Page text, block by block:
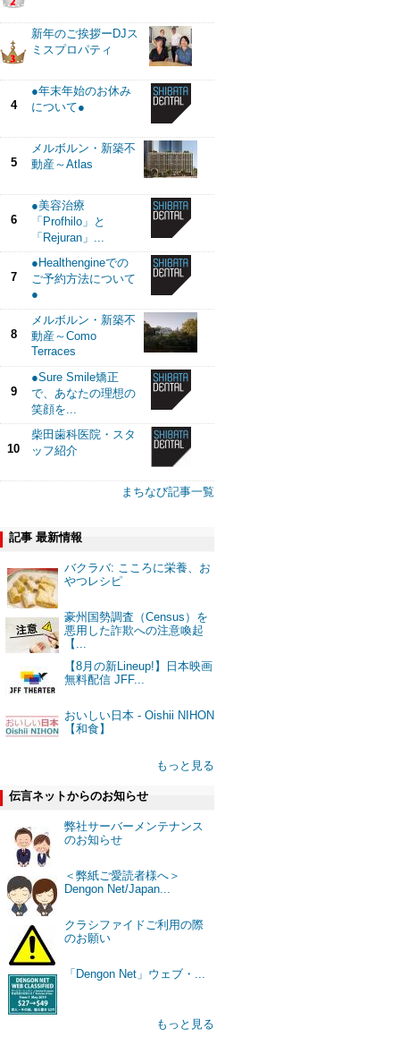
新年のご挨拶ーDJス
ミスプロパティ
4
●年末年始のお休み
について●
5
メルボルン・新築不
動産～Atlas
6
●美容治療
「Profhilo」と
「Rejuran」...
7
●Healthengineでの
ご予約方法について
●
8
メルボルン・新築不
動産～Como
Terraces
9
●Sure Smile矯正
で、あなたの理想の
笑顔を...
10
柴田歯科医院・スタ
ッフ紹介
まちなび記事一覧
記事 最新情報
バクラバ: こころに栄養、お
やつレシピ
豪州国勢調査（Census）を
悪用した詐欺への注意喚起
【...
【8月の新Lineup!】日本映画
無料配信 JFF...
おいしい日本 - Oishii NIHON
【和食】
もっと見る
伝言ネットからのお知らせ
弊社サーバーメンテナンス
のお知らせ
＜弊紙ご愛読者様へ＞
Dengon Net/Japan...
クラシファイドご利用の際
のお願い
「Dengon Net」ウェブ・...
もっと見る